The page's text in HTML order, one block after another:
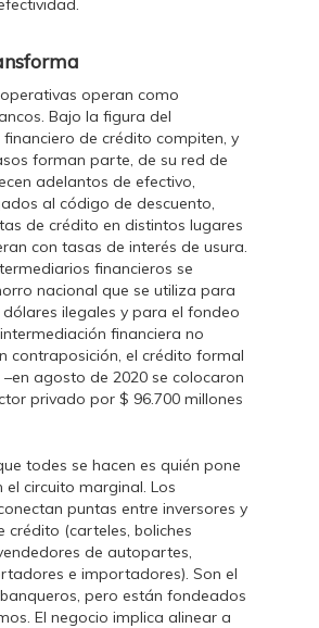
operan como
Bajo la figura del
de crédito compiten, y
forman parte, de su red de
adelantos de efectivo,
al código de descuento,
de crédito en distintos lugares
con tasas de interés de usura.
financieros se
nacional que se utiliza para
ilegales y para el fondeo
financiera no
contraposición, el crédito formal
agosto de 2020 se colocaron
privado por $ 96.700 millones
todes se hacen es quién pone
el circuito marginal. Los
puntas entre inversores y
crédito (carteles, boliches
de autopartes,
e importadores). Son el
pero están fondeados
El negocio implica alinear a